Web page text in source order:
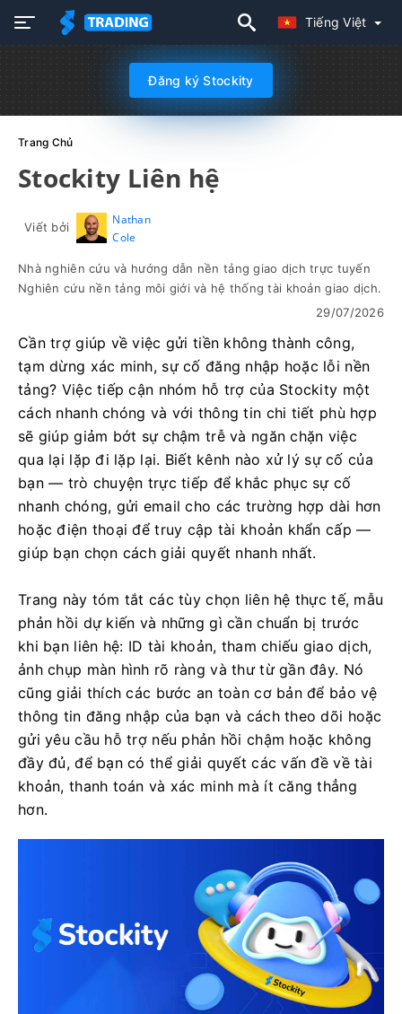
Tiếng Việt
Đăng ký Stockity
Trang Chủ
Stockity Liên hệ
Viết bởi
Nathan
Cole
Nhà nghiên cứu và hướng dẫn nền tảng giao dịch trực tuyến
Nghiên cứu nền tảng môi giới và hệ thống tài khoản giao dịch.
29/07/2026
Cần trợ giúp về việc gửi tiền không thành công,
tạm dừng xác minh, sự cố đăng nhập hoặc lỗi nền
tảng? Việc tiếp cận nhóm hỗ trợ của Stockity một
cách nhanh chóng và với thông tin chi tiết phù hợp
sẽ giúp giảm bớt sự chậm trễ và ngăn chặn việc
qua lại lặp đi lặp lại. Biết kênh nào xử lý sự cố của
bạn — trò chuyện trực tiếp để khắc phục sự cố
nhanh chóng, gửi email cho các trường hợp dài hơn
hoặc điện thoại để truy cập tài khoản khẩn cấp —
giúp bạn chọn cách giải quyết nhanh nhất.
Trang này tóm tắt các tùy chọn liên hệ thực tế, mẫu
phản hồi dự kiến ​​và những gì cần chuẩn bị trước
khi bạn liên hệ: ID tài khoản, tham chiếu giao dịch,
ảnh chụp màn hình rõ ràng và thư từ gần đây. Nó
cũng giải thích các bước an toàn cơ bản để bảo vệ
thông tin đăng nhập của bạn và cách theo dõi hoặc
gửi yêu cầu hỗ trợ nếu phản hồi chậm hoặc không
đầy đủ, để bạn có thể giải quyết các vấn đề về tài
khoản, thanh toán và xác minh mà ít căng thẳng
hơn.